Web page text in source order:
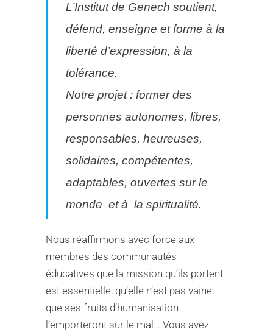
L’Institut de Genech soutient,
défend, enseigne et forme à la
liberté d’expression, à la
tolérance.
Notre projet : former des
personnes autonomes, libres,
responsables, heureuses,
solidaires, compétentes,
adaptables, ouvertes sur le
monde et à la spiritualité.
Nous réaffirmons avec force aux
membres des communautés
éducatives que la mission qu’ils portent
est essentielle, qu’elle n’est pas vaine,
que ses fruits d’humanisation
l’emporteront sur le mal… Vous avez